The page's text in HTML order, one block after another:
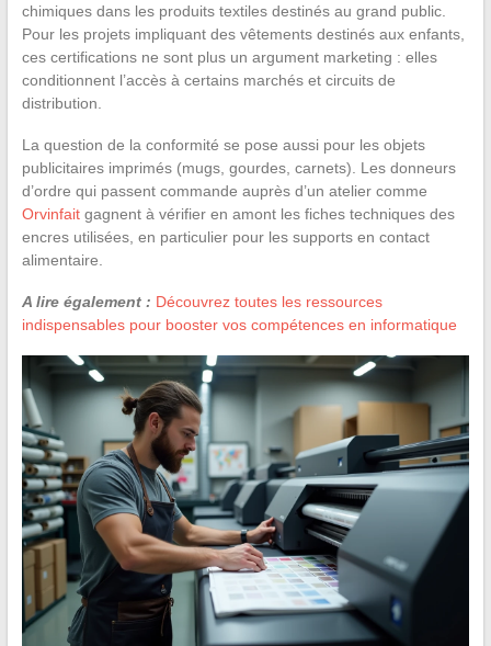
chimiques dans les produits textiles destinés au grand public.
Pour les projets impliquant des vêtements destinés aux enfants,
ces certifications ne sont plus un argument marketing : elles
conditionnent l’accès à certains marchés et circuits de
distribution.
La question de la conformité se pose aussi pour les objets
publicitaires imprimés (mugs, gourdes, carnets). Les donneurs
d’ordre qui passent commande auprès d’un atelier comme
Orvinfaitgagnent à vérifier en amont les fiches techniques des
encres utilisées, en particulier pour les supports en contact
alimentaire.
A lire également : Découvrez toutes les ressources
indispensables pour booster vos compétences en informatique